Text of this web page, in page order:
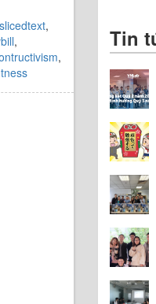
slicedtext,
,
,
Tin